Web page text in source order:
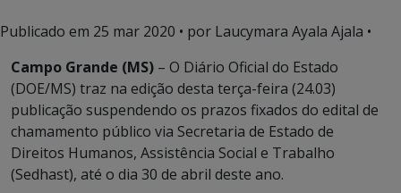
Publicado em 25 mar 2020 • por Laucymara Ayala Ajala •
Campo Grande (MS) – O Diário Oficial do Estado
(DOE/MS) traz na edição desta terça-feira (24.03)
publicação suspendendo os prazos fixados do edital de
chamamento público via Secretaria de Estado de
Direitos Humanos, Assistência Social e Trabalho
(Sedhast), até o dia 30 de abril deste ano.